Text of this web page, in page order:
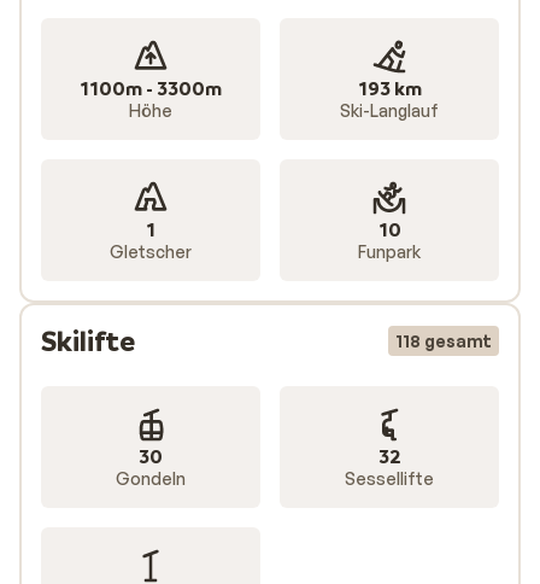
1100m - 3300m
Höhe
193 km
Ski-Langlauf
1
Gletscher
10
Funpark
Skilifte 118 gesamt
30
Gondeln
32
Sessellifte